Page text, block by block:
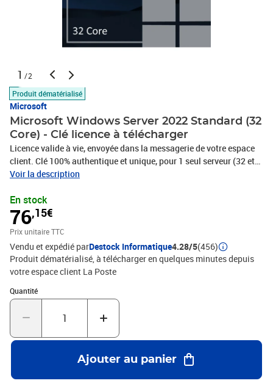
1 /2
Produit dématérialisé
Microsoft
Microsoft Windows Server 2022 Standard (32
Core) - Clé licence à télécharger
Licence valide à vie, envoyée dans la messagerie de votre espace
client. Clé 100% authentique et unique, pour 1 seul serveur (32 et
64 bits). Logiciel à télécharger (support d'installation non fourni).
fiable ! Facture avec TVA.
Voir la description
En stock
76,15€
Prix unitaire TTC
Vendu et expédié parDestock Informatique4.28/5(456)
Produit dématérialisé, à télécharger en quelques minutes depuis
votre espace client La Poste
Quantité
Quantité : 1
Ajouter au panier